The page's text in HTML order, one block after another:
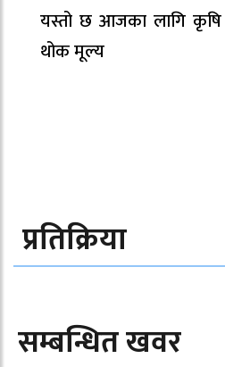
यस्तो छ आजका लागि
थोक मूल्य
प्रतिक्रिया
सम्बन्धित खवर